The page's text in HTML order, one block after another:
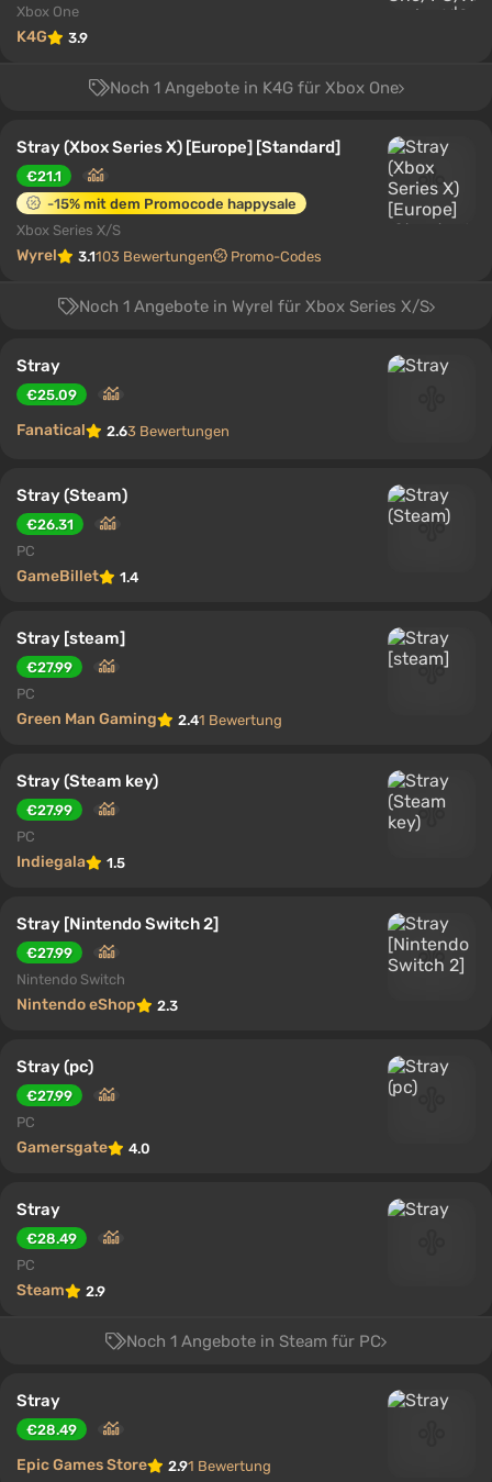
Xbox One
K4G 3.9
Noch 1 Angebote in K4G für Xbox One
Stray (Xbox Series X) [Europe] [Standard]
€21.1
-15% mit dem Promocode happysale
Xbox Series X/S
Wyrel 3.1103 Bewertungen Promo-Codes
Noch 1 Angebote in Wyrel für Xbox Series X/S
Stray
€25.09
Fanatical 2.63 Bewertungen
Stray (Steam)
€26.31
PC
GameBillet 1.4
Stray [steam]
€27.99
PC
Green Man Gaming 2.41 Bewertung
Stray (Steam key)
€27.99
PC
Indiegala 1.5
Stray [Nintendo Switch 2]
€27.99
Nintendo Switch
Nintendo eShop 2.3
Stray (pc)
€27.99
PC
Gamersgate 4.0
Stray
€28.49
PC
Steam 2.9
Noch 1 Angebote in Steam für PC
Stray
€28.49
Epic Games Store 2.91 Bewertung